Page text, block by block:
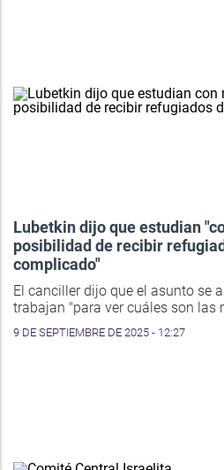
Lubetkin dijo que estudian
posibilidad de recibir
complicado"
El canciller dijo que el asunto se
trabajan "para ver cuáles son las
9 DE SEPTIEMBRE DE 2025 - 12:27